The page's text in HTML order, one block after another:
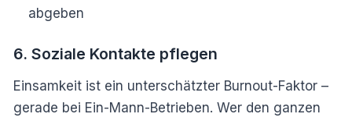
abgeben
6. Soziale Kontakte pflegen
Einsamkeit ist ein unterschätzter Burnout-Faktor –
gerade bei Ein-Mann-Betrieben. Wer den ganzen